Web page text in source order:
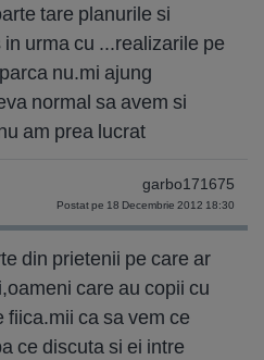
tare planurile si
urma cu ...realizarile pe
nu.mi ajung
normal sa avem si
am prea lucrat
garbo171675
Postat pe 18 Decembrie 2012 18:30
din prietenii pe care ar
care au copii cu
ca sa vem ce
ce discuta si ei intre